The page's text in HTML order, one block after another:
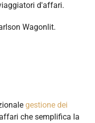
d'affari.
Wagonlit.
gestione dei
che semplifica la